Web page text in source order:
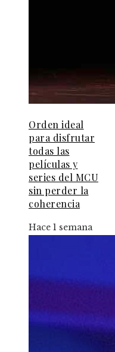
Orden ideal
para disfrutar
todas las
películas y
series del MCU
sin perder la
coherencia
Hace 1 semana